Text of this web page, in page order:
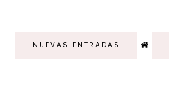
NUEVAS ENTRADAS